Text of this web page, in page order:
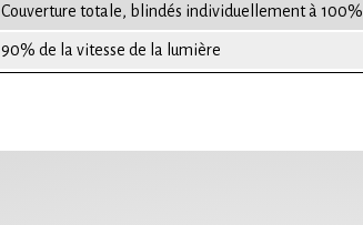
Couverture totale, blindés individuellement à 100%
90% de la vitesse de la lumière